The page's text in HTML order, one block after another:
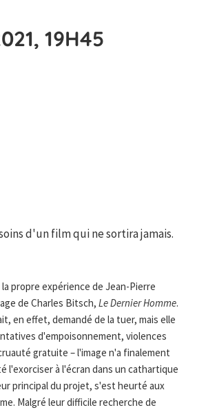
19H45
d'un film qui ne sortira jamais.
propre expérience de Jean-Pierre
de Charles Bitsch, Le Dernier Homme.
en effet, demandé de la tuer, mais elle
d'empoisonnement, violences
gratuite – l'image n'a finalement
l'exorciser à l'écran dans un cathartique
principal du projet, s'est heurté aux
Malgré leur difficile recherche de